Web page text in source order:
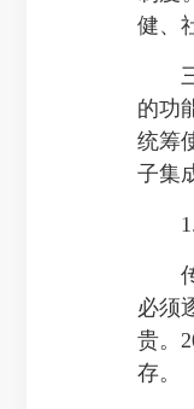
健、
三
的功
统筹
子集
1.
传
必须
贵。
存。